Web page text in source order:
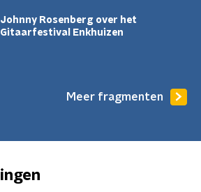
Johnny Rosenberg over het
Gitaarfestival Enkhuizen
Meer fragmenten